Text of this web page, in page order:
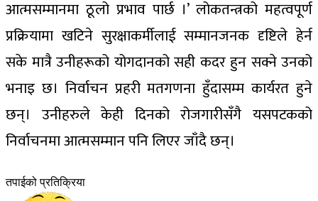
आत्मसम्मानमा ठूलो प्रभाव पार्छ ।’ लोकतन्त्रको महत्वपूर्ण
प्रक्रियामा खटिने सुरक्षाकर्मीलाई सम्मानजनक दृष्टिले हेर्न
सके मात्रै उनीहरूको योगदानको सही कदर हुन सक्ने उनको
भनाइ छ। निर्वाचन प्रहरी मतगणना हुँदासम्म कार्यरत हुने
छन्। उनीहरुले केही दिनको रोजगारीसँगै यसपटकको
निर्वाचनमा आत्मसम्मान पनि लिएर जाँदै छन्।
तपाईको प्रतिक्रिया